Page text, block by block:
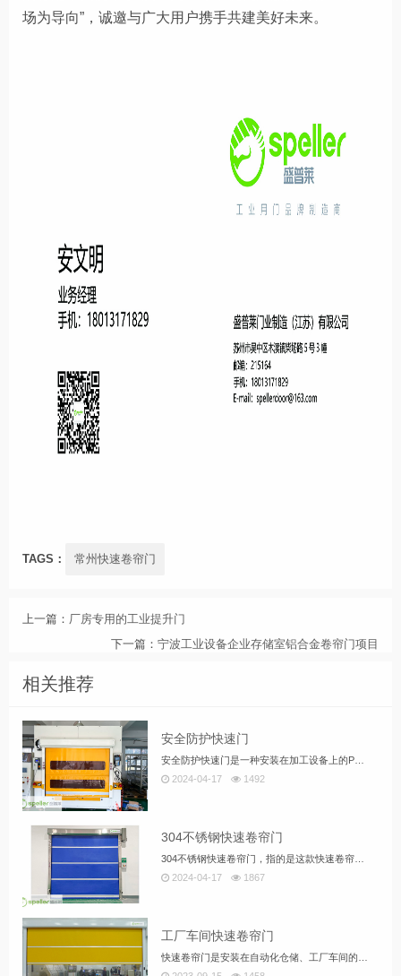
场为导向”，诚邀与广大用户携手共建美好未来。
TAGS： 常州快速卷帘门
上一篇： 厂房专用的工业提升门
下一篇： 宁波工业设备企业存储室铝合金卷帘门项目
相关推荐
安全防护快速门
2024-04-17
1492
304不锈钢快速卷帘门
2024-04-17
1867
工厂车间快速卷帘门